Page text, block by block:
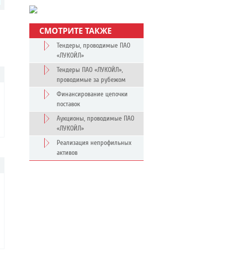
СМОТРИТЕ ТАКЖЕ
Тендеры, проводимые ПАО
«ЛУКОЙЛ»
Тендеры ПАО «ЛУКОЙЛ»,
проводимые за рубежом
Финансирование цепочки
поставок
Аукционы, проводимые ПАО
«ЛУКОЙЛ»
Реализация непрофильных
активов